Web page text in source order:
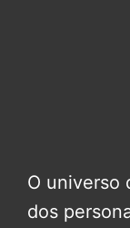
O universo
dos